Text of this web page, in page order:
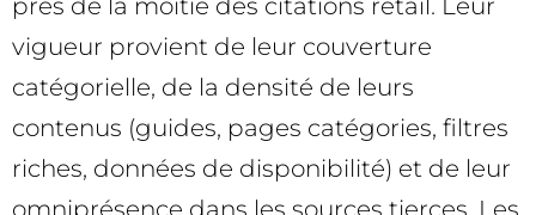
près de la moitié des citations retail. Leur
vigueur provient de leur couverture
catégorielle, de la densité de leurs
contenus (guides, pages catégories, filtres
riches, données de disponibilité) et de leur
omniprésence dans les sources tierces. Les